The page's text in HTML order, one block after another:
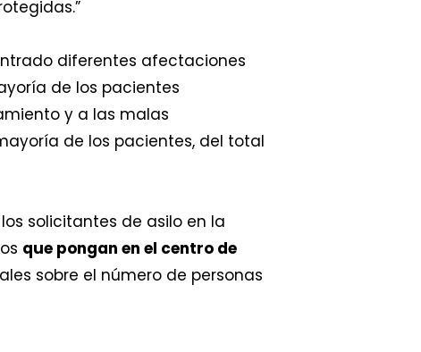
diferentes afectaciones
de los pacientes
y a las malas
de los pacientes, del total
solicitantes de asilo en la
que pongan en el centro de
sobre el número de personas